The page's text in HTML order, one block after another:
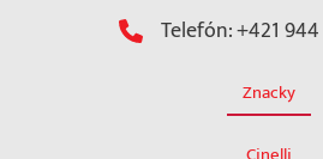
Telefón: +421
Znacky